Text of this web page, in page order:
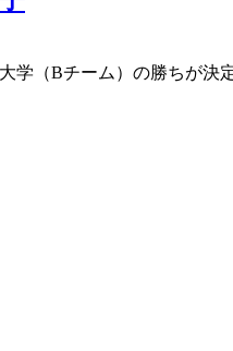
（Bチーム）の勝ちが決定